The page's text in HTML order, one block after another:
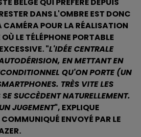
DANS L'OMBRE EST DONC
CAMÉRA POUR LA RÉALISATION
LE TÉLÉPHONE PORTABLE
"L'IDÉE CENTRALE
EN METTANT EN
QU'ON PORTE (UN
TRÈS VITE LES
SUCCÈDENT NATURELLEMENT.
JUGEMENT", EXPLIQUE
ENVOYÉ PAR LE